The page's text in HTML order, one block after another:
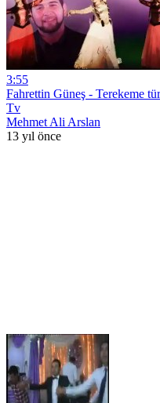
3:55
Fahrettin Güneş - Terekeme
Tv
Mehmet Ali Arslan
13 yıl önce